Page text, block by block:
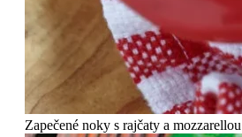
Zapečené noky s rajčaty a mozzarellou